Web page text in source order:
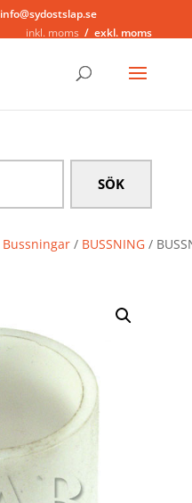
info@sydostslap.se
inkl. moms
exkl. moms
Bussningar/ BUSSNING/